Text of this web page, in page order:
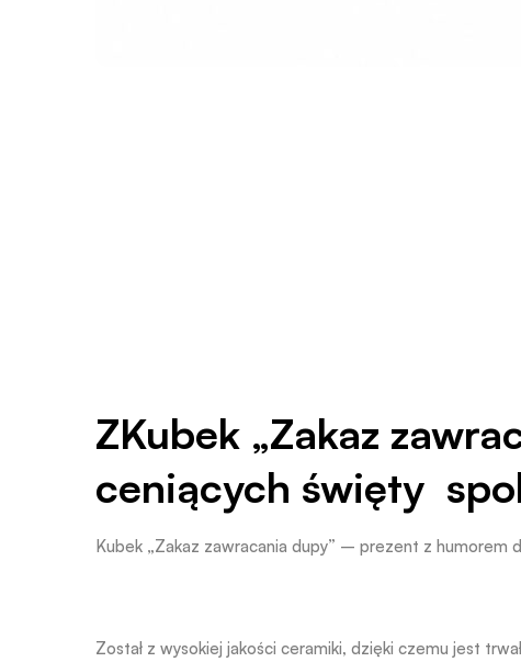
ZKubek „Zakaz
ceniących święty
Kubek „Zakaz zawracania dupy” – prezent z humorem
Został z wysokiej jakości ceramiki, dzięki czemu jest